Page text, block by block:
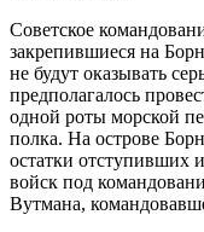
Советское
закрепившиеся на
не будут оказывать
предполагалось
одной роты морской
полка. На острове
остатки отступивших
войск под
Вутмана,